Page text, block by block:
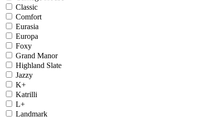
Classic
Comfort
Eurasia
Europa
Foxy
Grand Manor
Highland Slate
Jazzy
K+
Katrilli
L+
Landmark